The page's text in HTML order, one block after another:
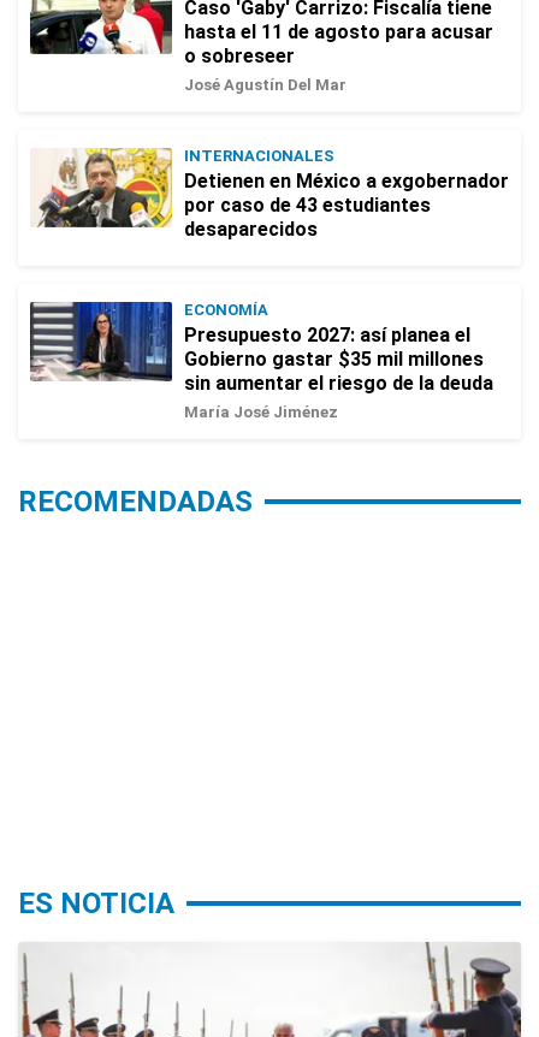
Caso 'Gaby' Carrizo: Fiscalía tiene
hasta el 11 de agosto para acusar
o sobreseer
José Agustín Del Mar
INTERNACIONALES
Detienen en México a exgobernador
por caso de 43 estudiantes
desaparecidos
ECONOMÍA
Presupuesto 2027: así planea el
Gobierno gastar $35 mil millones
sin aumentar el riesgo de la deuda
María José Jiménez
RECOMENDADAS
ES NOTICIA